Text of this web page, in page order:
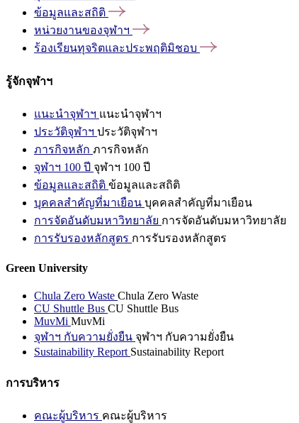
ข้อมูลและสถิติ
หน่วยงานของจุฬาฯ
ร้องเรียนทุจริตและประพฤติมิชอบ
รู้จักจุฬาฯ
แนะนำจุฬาฯ แนะนำจุฬาฯ
ประวัติจุฬาฯ ประวัติจุฬาฯ
ภารกิจหลัก ภารกิจหลัก
จุฬาฯ 100 ปี จุฬาฯ 100 ปี
ข้อมูลและสถิติ ข้อมูลและสถิติ
บุคคลสำคัญที่มาเยือน บุคคลสำคัญที่มาเยือน
การจัดอันดับมหาวิทยาลัย การจัดอันดับมหาวิทยาลัย
การรับรองหลักสูตร การรับรองหลักสูตร
Green University
Chula Zero Waste Chula Zero Waste
CU Shuttle Bus CU Shuttle Bus
MuvMi MuvMi
จุฬาฯ กับความยั่งยืน จุฬาฯ กับความยั่งยืน
Sustainability Report Sustainability Report
การบริหาร
คณะผู้บริหาร คณะผู้บริหาร